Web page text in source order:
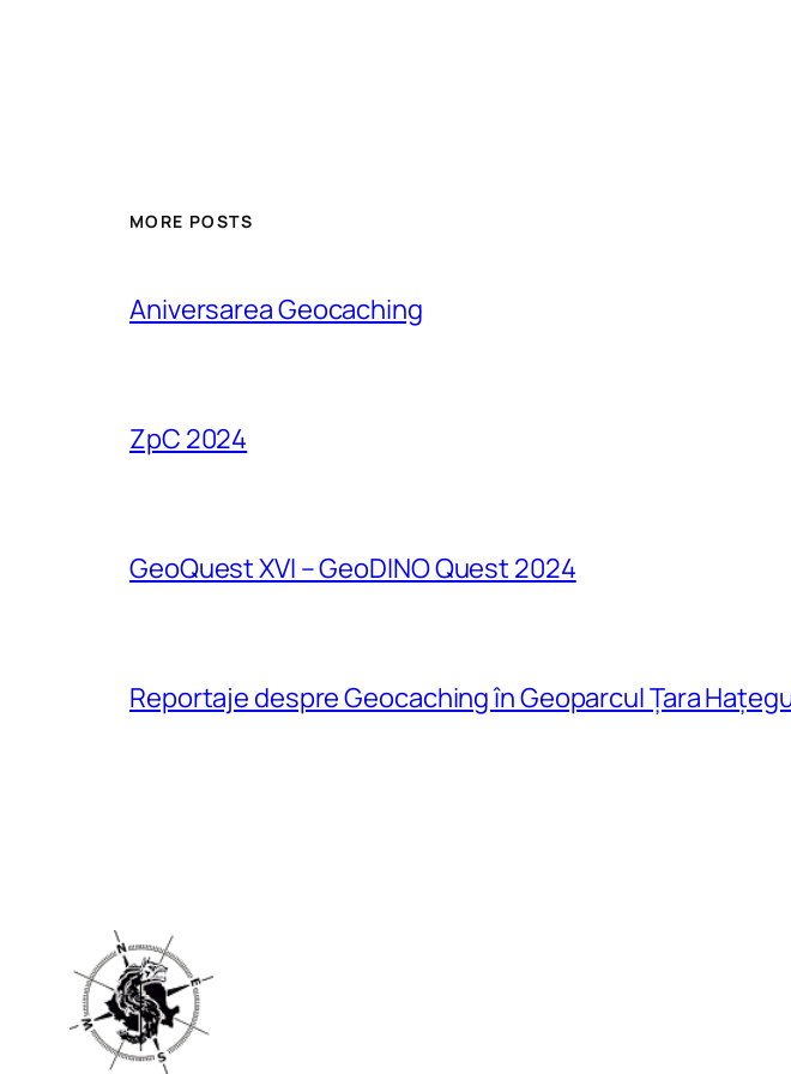
MORE POSTS
Aniversarea Geocaching
ZpC 2024
GeoQuest XVI – GeoDINO Quest 2024
Reportaje despre Geocaching în Geoparcul Țara